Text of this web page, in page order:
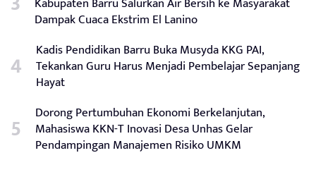
Dampak Cuaca Ekstrim El Lanino
Kadis Pendidikan Barru Buka Musyda KKG PAI,
Tekankan Guru Harus Menjadi Pembelajar Sepanjang
Hayat
Dorong Pertumbuhan Ekonomi Berkelanjutan,
Mahasiswa KKN-T Inovasi Desa Unhas Gelar
Pendampingan Manajemen Risiko UMKM